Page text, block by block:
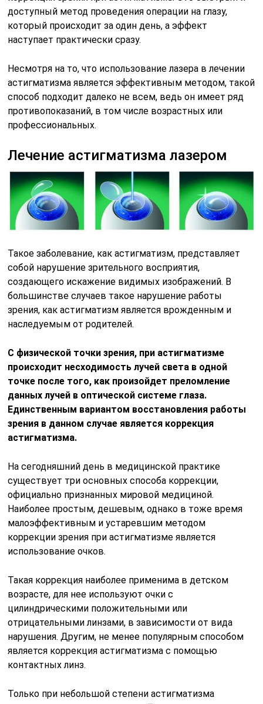
доступный метод проведения операции на глазу,
который происходит за один день, а эффект
наступает практически сразу.
Несмотря на то, что использование лазера в лечении
астигматизма является эффективным методом, такой
способ подходит далеко не всем, ведь он имеет ряд
противопоказаний, в том числе возрастных или
профессиональных.
Лечение астигматизма лазером
Такое заболевание, как астигматизм, представляет
собой нарушение зрительного восприятия,
создающего искажение видимых изображений. В
большинстве случаев такое нарушение работы
зрения, как астигматизм является врожденным и
наследуемым от родителей.
С физической точки зрения, при астигматизме
происходит несходимость лучей света в одной
точке после того, как произойдет преломление
данных лучей в оптической системе глаза.
Единственным вариантом восстановления работы
зрения в данном случае является коррекция
астигматизма.
На сегодняшний день в медицинской практике
существует три основных способа коррекции,
официально признанных мировой медициной.
Наиболее простым, дешевым, однако в тоже время
малоэффективным и устаревшим методом
коррекции зрения при астигматизме является
использование очков.
Такая коррекция наиболее применима в детском
возрасте, для нее используют очки с
цилиндрическими положительными или
отрицательными линзами, в зависимости от вида
нарушения. Другим, не менее популярным способом
является коррекция астигматизма с помощью
контактных линз.
Только при небольшой степени астигматизма